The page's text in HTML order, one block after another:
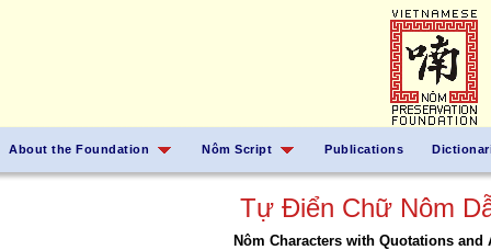
About the Foundation Nôm Script Publications
Tự Điển Chữ Nôm
Nôm Characters with Quotations and